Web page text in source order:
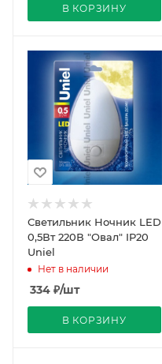
В КОРЗИНУ
Светильник Ночник LED
0,5Вт 220В "Овал" IP20
Uniel
Нет в наличии
334 ₽/шт
В КОРЗИНУ